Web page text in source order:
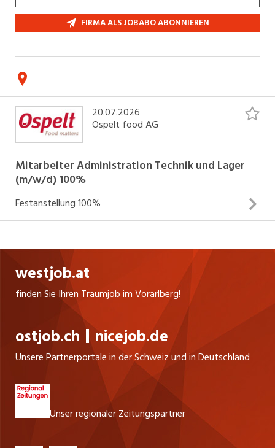
FIRMA ALS JOBABO ABONNIEREN
20.07.2026
Ospelt food AG
Mitarbeiter Administration Technik und Lager
(m/w/d) 100%
Festanstellung100%
INSERAT ANSEHEN
westjob.at
finden Sie Ihren Traumjob im Vorarlberg!
ostjob.ch nicejob.de
Unsere Partnerportale in der Schweiz und in Deutschland
Unser regionaler Zeitungspartner